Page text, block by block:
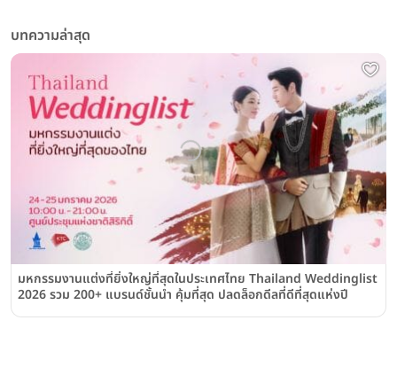
บทความล่าสุด
มหกรรมงานแต่งที่ยิ่งใหญ่ที่สุดในประเทศไทย Thailand Weddinglist
2026 รวม 200+ แบรนด์ชั้นนำ คุ้มที่สุด ปลดล็อกดีลที่ดีที่สุดแห่งปี